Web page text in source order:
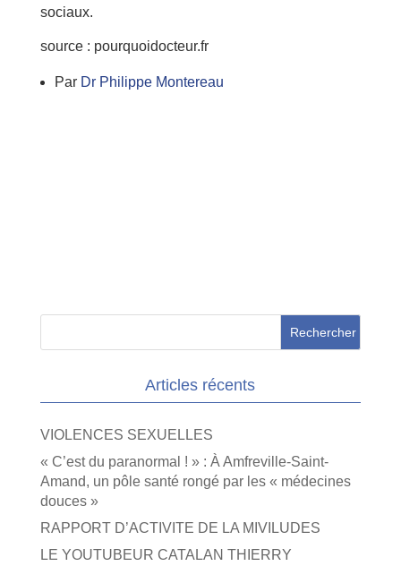
sociaux.
source : pourquoidocteur.fr
Par Dr Philippe Montereau
Articles récents
VIOLENCES SEXUELLES
« C’est du paranormal ! » : À Amfreville-Saint-
Amand, un pôle santé rongé par les « médecines
douces »
RAPPORT D’ACTIVITE DE LA MIVILUDES
LE YOUTUBEUR CATALAN THIERRY